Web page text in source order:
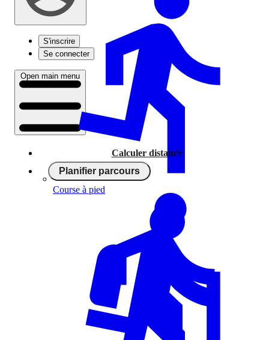
S'inscrire
Se connecter
Open main menu
Calculer distance
Planifier parcours
Course à pied